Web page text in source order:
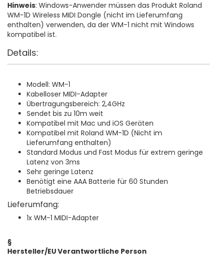
Hinweis: Windows-Anwender müssen das Produkt Roland
WM-1D Wireless MIDI Dongle (nicht im Lieferumfang
enthalten) verwenden, da der WM-1 nicht mit Windows
kompatibel ist.
Details:
Modell: WM-1
Kabelloser MIDI-Adapter
Übertragungsbereich: 2,4GHz
Sendet bis zu 10m weit
Kompatibel mit Mac und iOS Geräten
Kompatibel mit Roland WM-1D (Nicht im
Lieferumfang enthalten)
Standard Modus und Fast Modus für extrem geringe
Latenz von 3ms
Sehr geringe Latenz
Benötigt eine AAA Batterie für 60 Stunden
Betriebsdauer
Lieferumfang:
1x WM-1 MIDI-Adapter
§
Hersteller/EU Verantwortliche Person